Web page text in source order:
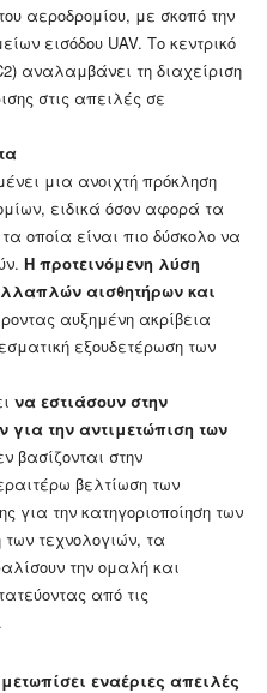
αεροδρομίου, με σκοπό την
εισόδου UAV. Το κεντρικό
αναλαμβάνει τη διαχείριση
στις απειλές σε
μια ανοιχτή πρόκληση
ειδικά όσον αφορά τα
οποία είναι πιο δύσκολο να
Η προτεινόμενη λύση
αισθητήρων και
αυξημένη ακρίβεια
εξουδετέρωση των
να εστιάσουν στην
για την αντιμετώπιση των
βασίζονται στην
βελτίωση των
για την κατηγοριοποίηση των
τεχνολογιών, τα
την ομαλή και
από τις
εναέριες απειλές